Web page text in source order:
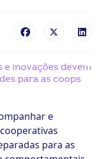
e inovações devem
para as coops
e
para as